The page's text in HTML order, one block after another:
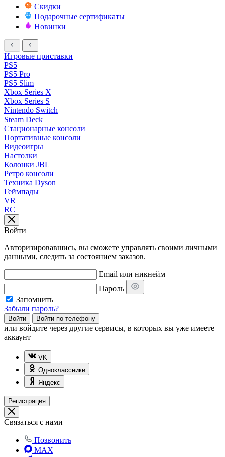
Скидки
Подарочные сертификаты
Новинки
Игровые приставки
PS5
PS5 Pro
PS5 Slim
Xbox Series X
Xbox Series S
Nintendo Switch
Steam Deck
Стационарные консоли
Портативные консоли
Видеоигры
Настолки
Колонки JBL
Ретро консоли
Техника Dyson
Геймпады
VR
RC
Войти
Авторизировавшись, вы сможете управлять своими личными
данными, следить за состоянием заказов.
Email или никнейм
Пароль
Запомнить
Забыли пароль?
Войти Войти по телефону
или войдите через другие сервисы, в которых вы уже имеете
аккаунт
VK
Одноклассники
Яндекс
Регистрация
Связаться с нами
Позвонить
MAX